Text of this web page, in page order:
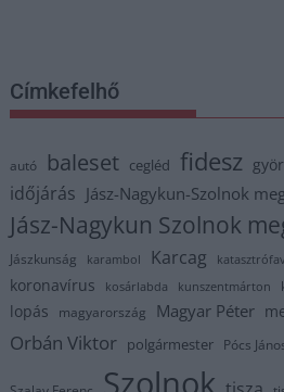
Címkefelhő
autó baleset cegléd fidesz
időjárás Jász-Nagykun-Szolnok
Jász-Nagykun Szolnok
Jászkunság karambol Karcag
koronavírus kosárlabda kunszentmárton
lopás magyarország Magyar Péter
Orbán Viktor polgármester Pócs